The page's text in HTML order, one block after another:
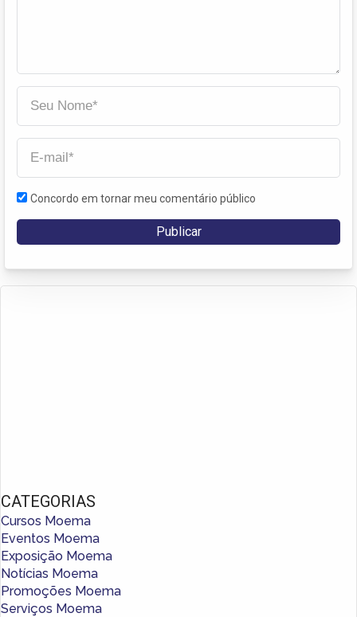
Concordo em tornar meu comentário público
CATEGORIAS
Cursos Moema
Eventos Moema
Exposição Moema
Notícias Moema
Promoções Moema
Serviços Moema